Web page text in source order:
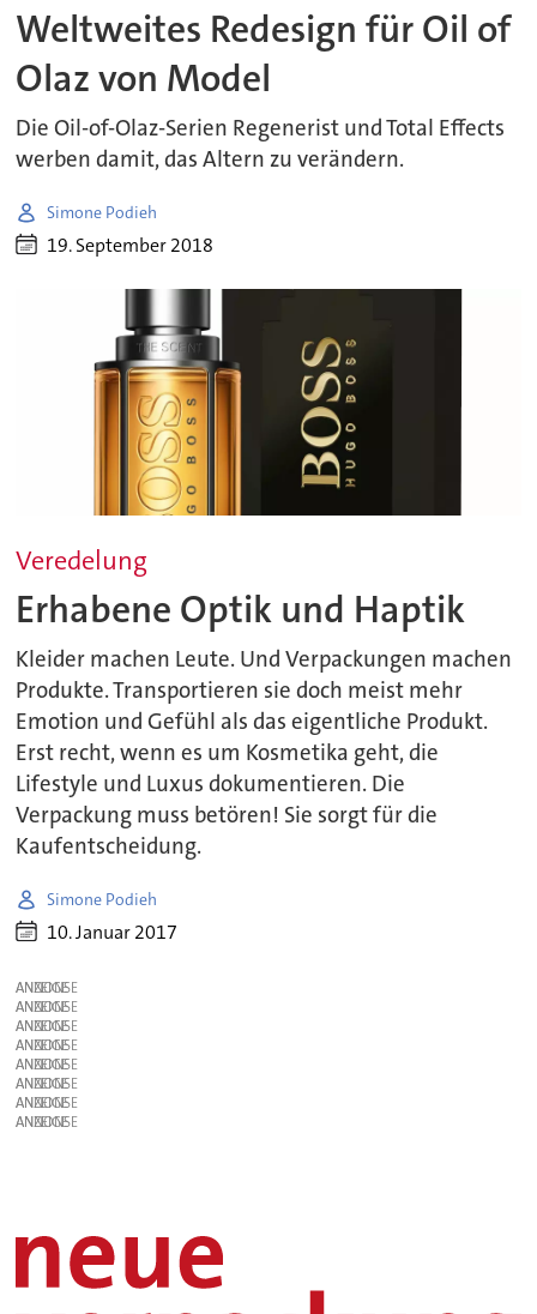
Weltweites Redesign für Oil of
Olaz von Model
Die Oil-of-Olaz-Serien Regenerist und Total Effects
werben damit, das Altern zu verändern.
Simone Podieh
19. September 2018
Veredelung
Erhabene Optik und Haptik
Kleider machen Leute. Und Verpackungen machen
Produkte. Transportieren sie doch meist mehr
Emotion und Gefühl als das eigentliche Produkt.
Erst recht, wenn es um Kosmetika geht, die
Lifestyle und Luxus dokumentieren. Die
Verpackung muss betören! Sie sorgt für die
Kaufentscheidung.
Simone Podieh
10. Januar 2017
ANZEIGE
ANZEIGE
ANZEIGE
ANZEIGE
ANZEIGE
ANZEIGE
ANZEIGE
ANZEIGE